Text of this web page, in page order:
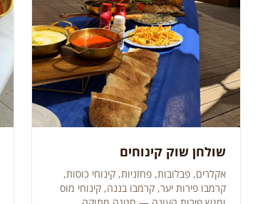
שולחן שוק קינוחים
אקלרים, פבלובות, פחזניות, קינוחי כוסות,
קרמבו פירות יער, קרמבו בננה, קינוחי מוס